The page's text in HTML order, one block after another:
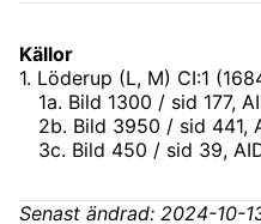
Källor
1. Löderup (L, M) CI:1
1a. Bild 1300 / sid 177,
2b. Bild 3950 / sid 441,
3c. Bild 450 / sid 39,
Senast ändrad: 2024-10-